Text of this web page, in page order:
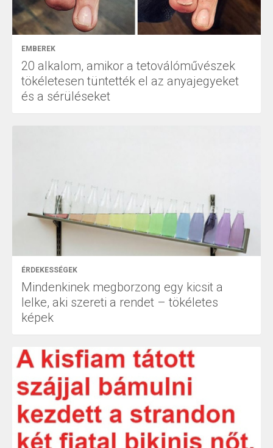
EMBEREK
20 alkalom, amikor a tetoválóművészek
tökéletesen tüntették el az anyajegyeket
és a sérüléseket
ÉRDEKESSÉGEK
Mindenkinek megborzong egy kicsit a
lelke, aki szereti a rendet – tökéletes
képek